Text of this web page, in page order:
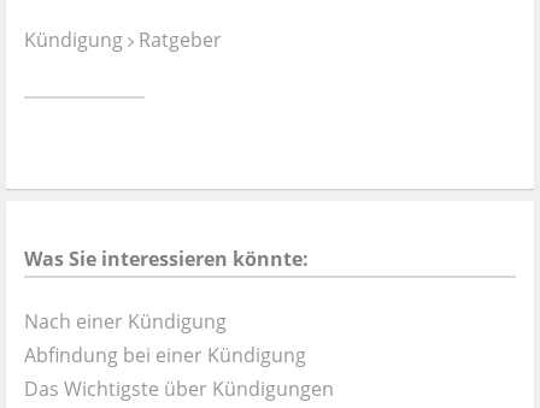
Kündigung Ratgeber
Was Sie interessieren könnte:
Nach einer Kündigung
Abfindung bei einer Kündigung
Das Wichtigste über Kündigungen